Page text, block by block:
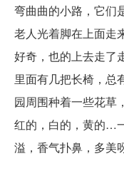
弯曲曲的小路，它们
老人光着脚在上面走
好奇，也的上去走了
里面有几把长椅，总
园周围种着一些花
红的，白的，黄的…
溢，香气扑鼻，多美